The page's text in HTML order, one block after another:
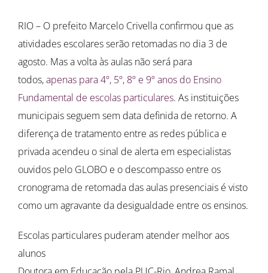
RIO – O prefeito Marcelo Crivella confirmou que as
atividades escolares serão retomadas no dia 3 de
agosto. Mas a volta às aulas não será para
todos,apenas para 4º, 5º, 8º e 9º anos do Ensino
Fundamental de escolas particulares. As instituições
municipais seguem sem data definida de retorno. A
diferença de tratamento entre as redes pública e
privada acendeu o sinal de alerta em especialistas
ouvidos pelo GLOBO e o descompasso entre os
cronograma de retomada das aulas presenciais é visto
como um agravante da desigualdade entre os ensinos.
Escolas particulares puderam atender melhor aos
alunos